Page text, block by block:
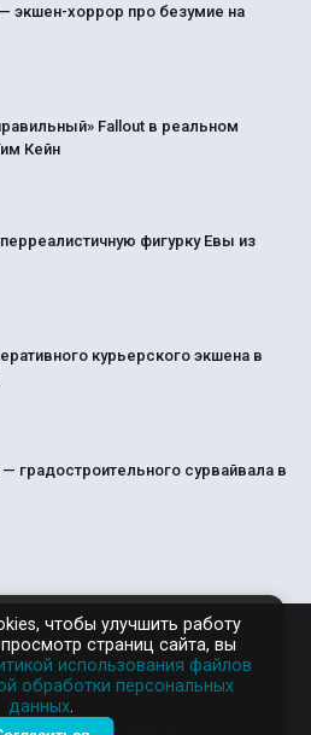
экшен-хоррор про безумие на
Fallout в реальном
Кейн
фигурку Евы из
курьерского экшена в
градостроительного сурвайвала в
чтобы улучшить работу
страниц сайта, вы
использования файлов
обработки персональных
данных.